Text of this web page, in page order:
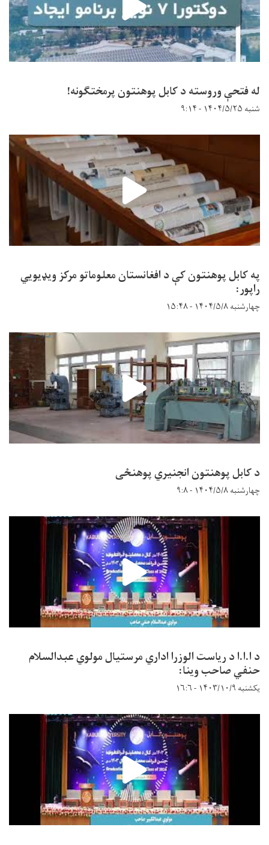
له فتحې وروسته د کابل پوهنتون پرمختګونه!
شنبه ۱۴۰۴/۵/۲۵ - ۹:۱۴
په کابل پوهنتون کې د افغانستان معلوماتو مرکز ویډیويي
راپور:
چهارشنبه ۱۴۰۴/۵/۸ - ۱۵:۴۸
د کابل پوهنتون انجنیري پوهنځی
چهارشنبه ۱۴۰۴/۵/۸ - ۹:۸
د ا.ا.ا د ریاست الوزرا اداري مرستیال مولوي عبدالسلام
حنفي صاحب وینا:
یکشنبه ۱۴۰۳/۱۰/۹ - ۱۶:۶